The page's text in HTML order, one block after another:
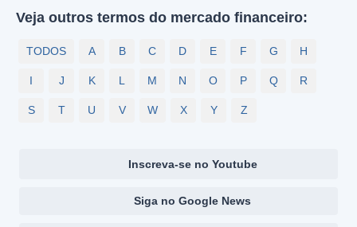
Veja outros termos do mercado financeiro:
TODOS A B C D E F G H
I J K L M N O P Q R
S T U V W X Y Z
Inscreva-se no Youtube
Siga no Google News